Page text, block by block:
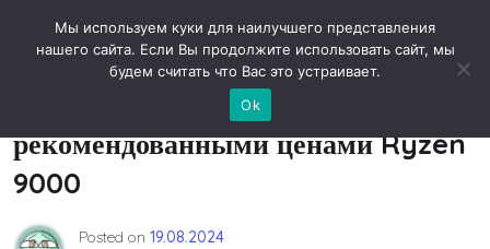
Новости технологий
AMD определилась с
рекомендованными ценами Ryzen
9000
Posted on 19.08.2024
Мы используем куки для наилучшего представления
нашего сайта. Если Вы продолжите использовать сайт, мы
будем считать что Вас это устраивает.
Ok